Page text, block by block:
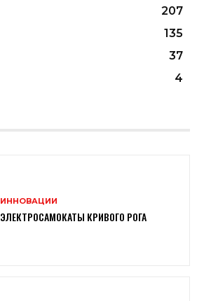
207
135
37
4
ИННОВАЦИИ
ЭЛЕКТРОСАМОКАТЫ КРИВОГО РОГА